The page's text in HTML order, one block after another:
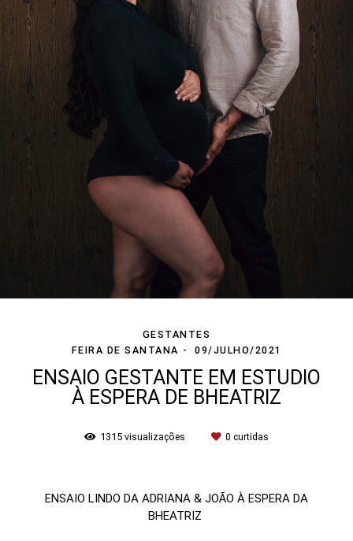
GESTANTES
FEIRA DE SANTANA
09/JULHO/2021
ENSAIO GESTANTE EM ESTUDIO
À ESPERA DE BHEATRIZ
1315 visualizações 0 curtidas
ENSAIO LINDO DA ADRIANA & JOÃO À ESPERA DA
BHEATRIZ